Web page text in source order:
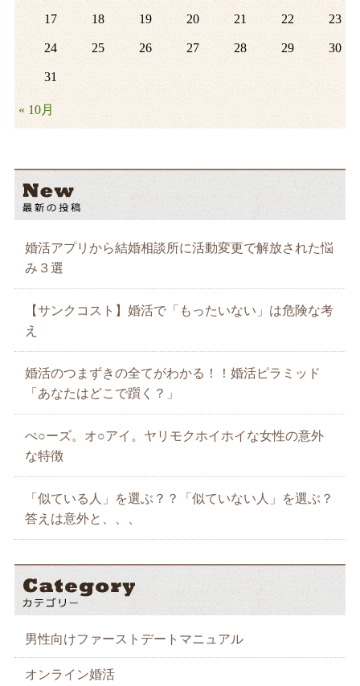
« 10月
17 18 19 20 21 22 23
24 25 26 27 28 29 30
31
婚活アプリから結婚相談所に活動変更で解放された悩
み３選
【サンクコスト】婚活で「もったいない」は危険な考
え
婚活のつまずきの全てがわかる！！婚活ピラミッド
「あなたはどこで躓く？」
ぺ○ーズ。オ○アイ。ヤリモクホイホイな女性の意外
な特徴
「似ている人」を選ぶ？？「似ていない人」を選ぶ？
答えは意外と、、、
男性向けファーストデートマニュアル
オンライン婚活